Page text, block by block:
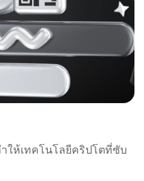
ให้เทคโนโลยีคริปโตที่ซับ